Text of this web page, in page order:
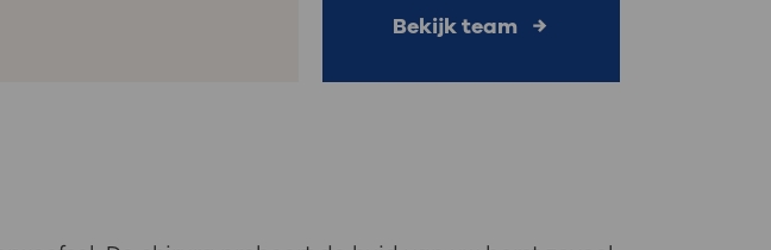
Bekijk team